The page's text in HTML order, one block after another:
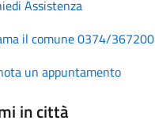
Assistenza
il comune 0374/367200
un appuntamento
in città